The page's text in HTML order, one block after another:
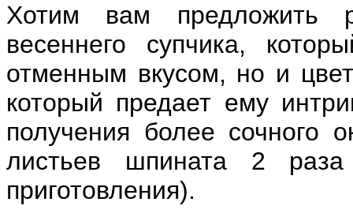
Хотим вам предложить
весеннего супчика,
отменным вкусом, но и
который предает ему
получения более сочного
листьев шпината 2
приготовления).